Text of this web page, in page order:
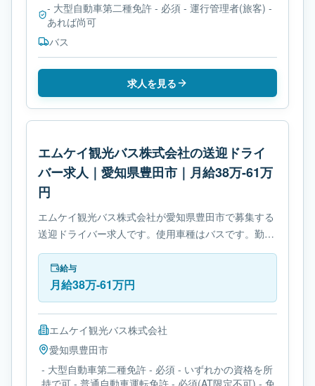
- 大型自動車第二種免許 - 必須 - 運行管理者(旅客) -
あれば尚可
バス
求人を見る
エムケイ観光バス株式会社の送迎ドライ
バー求人｜愛知県豊田市｜月給38万-61万
円
エムケイ観光バス株式会社が愛知県豊田市で募集する
送迎ドライバー求人です。使用車種はバスです。勤務
時間は- 変形労働時間制です。必要免許は- 大型自動車
第二種免許です。
給与
月給38万-61万円
エムケイ観光バス株式会社
愛知県豊田市
- 大型自動車第二種免許 - 必須 - いずれかの資格を所
持で可 - 普通自動車運転免許 - 必須(AT限定不可) - 免